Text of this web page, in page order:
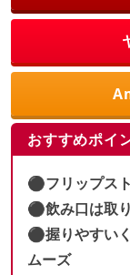
おすすめポイ
⚫︎フリップス
⚫︎飲み口は取
⚫︎握りやすい
ムーズ